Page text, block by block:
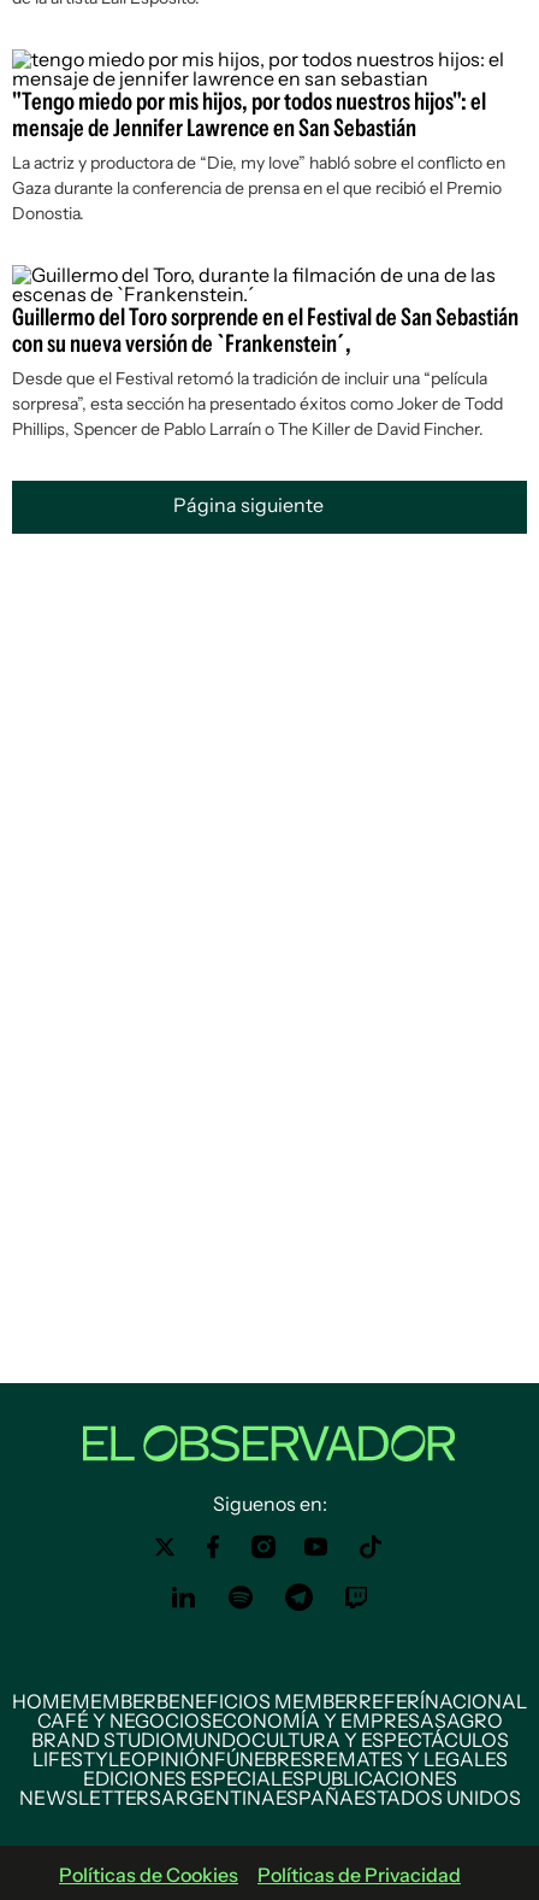
"Tengo miedo por mis hijos, por todos nuestros hijos": el
mensaje de Jennifer Lawrence en San Sebastián
La actriz y productora de “Die, my love” habló sobre el conflicto en
Gaza durante la conferencia de prensa en el que recibió el Premio
Donostia.
Guillermo del Toro sorprende en el Festival de San Sebastián
con su nueva versión de `Frankenstein´,
Desde que el Festival retomó la tradición de incluir una “película
sorpresa”, esta sección ha presentado éxitos comoJokerde Todd
Phillips, Spencerde Pablo Larraín oThe Killerde David Fincher.
Página siguiente
Siguenos en:
HOMEMEMBERBENEFICIOS MEMBERREFERÍNACIONAL
CAFÉ Y NEGOCIOSECONOMÍA Y EMPRESASAGRO
BRAND STUDIOMUNDOCULTURA Y ESPECTÁCULOS
LIFESTYLEOPINIÓNFÚNEBRESREMATES Y LEGALES
EDICIONES ESPECIALESPUBLICACIONES
NEWSLETTERSARGENTINAESPAÑAESTADOS UNIDOS
Políticas de Cookies Políticas de Privacidad